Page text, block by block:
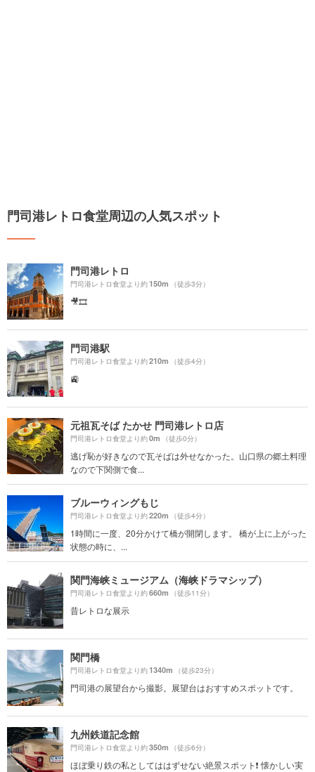
門司港レトロ食堂周辺の人気スポット
門司港レトロ
門司港レトロ食堂より約150m （徒歩3分）
🎥🎞
門司港駅
門司港レトロ食堂より約210m （徒歩4分）
🚉
元祖瓦そば たかせ 門司港レトロ店
門司港レトロ食堂より約0m （徒歩0分）
逃げ恥が好きなので瓦そばは外せなかった。山口県の郷土料理
なので下関側で食...
ブルーウィングもじ
門司港レトロ食堂より約220m （徒歩4分）
1時間に一度、20分かけて橋が開閉します。 橋が上に上がった
状態の時に、...
関門海峡ミュージアム（海峡ドラマシップ）
門司港レトロ食堂より約660m （徒歩11分）
昔レトロな展示
関門橋
門司港レトロ食堂より約1340m （徒歩23分）
門司港の展望台から撮影。展望台はおすすめスポットです。
九州鉄道記念館
門司港レトロ食堂より約350m （徒歩6分）
ほぼ乗り鉄の私としてははずせない絶景スポット❗️ 懐かしい実